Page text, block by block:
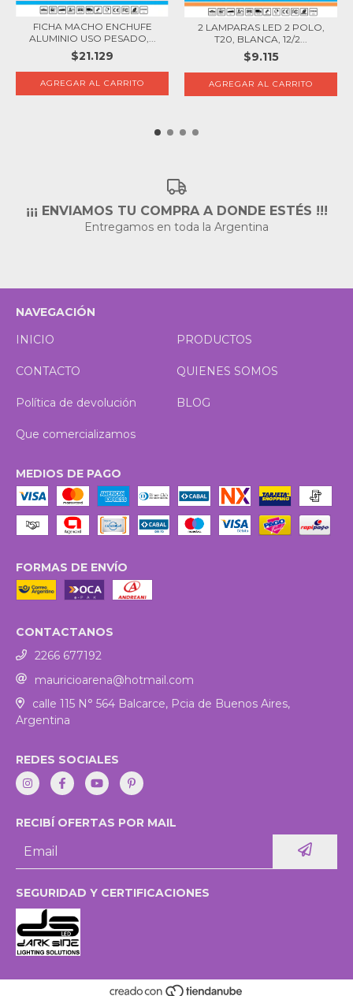
FICHA MACHO ENCHUFE
ALUMINIO USO PESADO,...
$21.129
2 LAMPARAS LED 2 POLO,
T20, BLANCA, 12/2...
$9.115
¡¡¡ ENVIAMOS TU COMPRA A DONDE ESTÉS !!!
Entregamos en toda la Argentina
NAVEGACIÓN
INICIO
PRODUCTOS
CONTACTO QUIENES SOMOS
Política de devolución BLOG
Que comercializamos
MEDIOS DE PAGO
FORMAS DE ENVÍO
CONTACTANOS
2266 677192
mauricioarena@hotmail.com
calle 115 N° 564 Balcarce, Pcia de Buenos Aires,
Argentina
REDES SOCIALES
RECIBÍ OFERTAS POR MAIL
SEGURIDAD Y CERTIFICACIONES